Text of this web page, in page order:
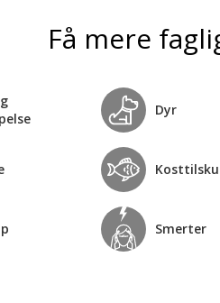
Få mere
Dyr
Smerter